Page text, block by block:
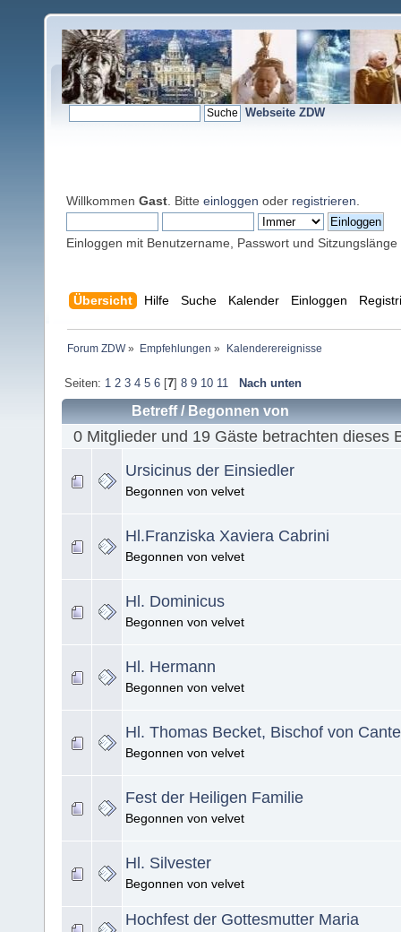
Webseite ZDW
Willkommen Gast . Bitte einloggen oder registrieren
Einloggen mit Benutzername, Passwort und Sitzungslänge
Übersicht Hilfe Suche Kalender Einloggen
Forum ZDW» Empfehlungen » Kalenderereignisse
Seiten: 1 2 3 4 5 6[7] 8 9 10 11 Nach unten
Betreff/ Begonnen von
0 Mitglieder und 19 Gäste betrachten dieses
Ursicinus der Einsiedler
Begonnen von velvet
Hl.Franziska Xaviera Cabrini
Begonnen von velvet
Hl. Dominicus
Begonnen von velvet
Hl. Hermann
Begonnen von velvet
Hl. Thomas Becket, Bischof von
Begonnen von velvet
Fest der Heiligen Familie
Begonnen von velvet
Hl. Silvester
Begonnen von velvet
Hochfest der Gottesmutter Maria